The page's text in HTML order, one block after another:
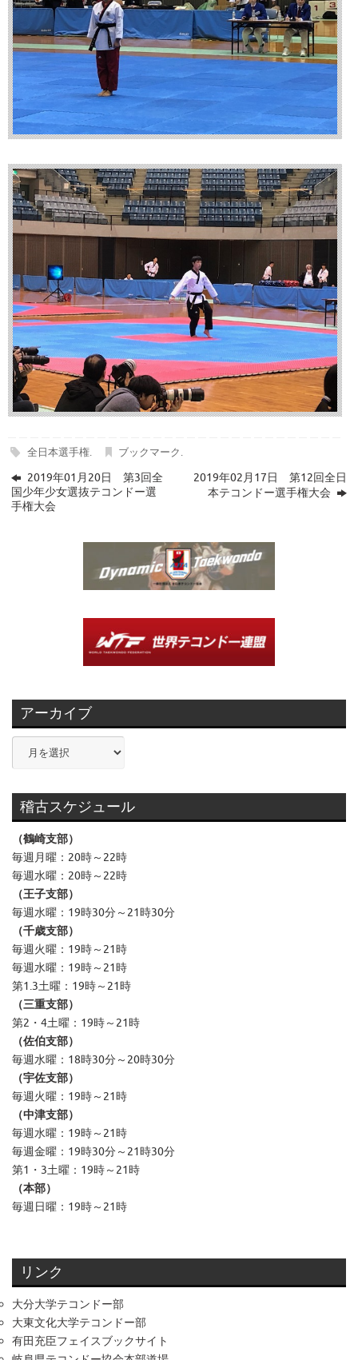
全日本選手権. ブックマーク.
2019年01月20日 第3回全
国少年少女選抜テコンドー選
手権大会
2019年02月17日 第12回全日
本テコンドー選手権大会
アーカイブ
イ
ブ
稽古スケジュール
（鶴崎支部）
毎週月曜：20時～22時
毎週水曜：20時～22時
（王子支部）
毎週水曜：19時30分～21時30分
（千歳支部）
毎週火曜：19時～21時
毎週水曜：19時～21時
第1.3土曜：19時～21時
（三重支部）
第2・4土曜：19時～21時
（佐伯支部）
毎週水曜：18時30分～20時30分
（宇佐支部）
毎週火曜：19時～21時
（中津支部）
毎週水曜：19時～21時
毎週金曜：19時30分～21時30分
第1・3土曜：19時～21時
（本部）
毎週日曜：19時～21時
リンク
大分大学テコンドー部
大東文化大学テコンドー部
有田充臣フェイスブックサイト